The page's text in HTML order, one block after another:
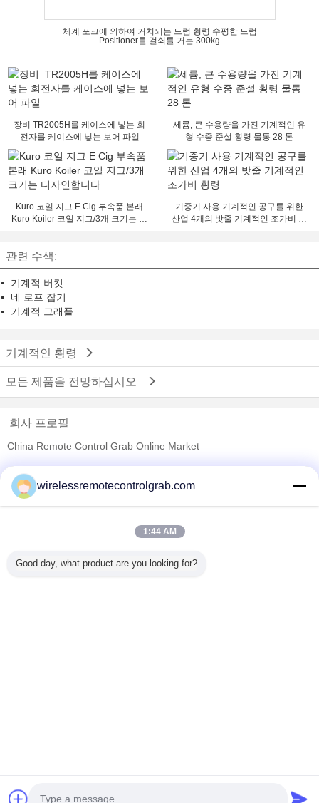
체계 포크에 의하여 거치되는 드럼 횡령 수평한 드럼
Positioner를 걸쇠를 거는 300kg
장비 TR2005H를 케이스에 넣는 회
전자를 케이스에 넣는 보어 파일
세륨, 큰 수용량을 가진 기계적인 유
형 수중 준설 횡령 물통 28 톤
Kuro 코일 지그 E Cig 부속품 본래
Kuro Koiler 코일 지그/3개 크기는 디
기중기 사용 기계적인 공구를 위한
산업 4개의 밧줄 기계적인 조가비 횡
관련 수색:
기계적 버킷
네 로프 잡기
기계적 그래플
기계적인 횡령
모든 제품을 전망하십시오
회사 프로필
China Remote Control Grab Online Market
Trust Seal
Verified Suplier
모든 제품
wirelessremotecontrolgrab.com
1:44 AM
Good day, what product are you looking for?